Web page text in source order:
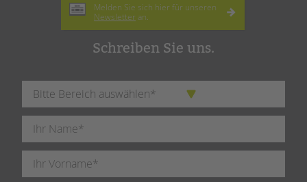
Melden Sie sich hier für unseren
Newsletter an.
Schreiben Sie uns.